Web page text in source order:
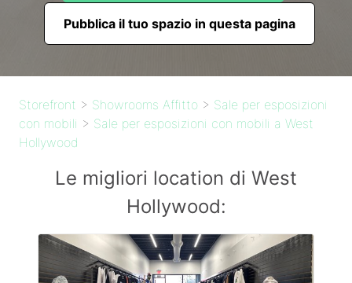
Pubblica il tuo spazio in questa pagina
Storefront > Showrooms Affitto > Sale per esposizioni
con mobili > Sale per esposizioni con mobili a West
Hollywood
Le migliori location di West
Hollywood: